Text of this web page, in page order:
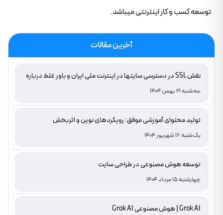
توسعه کسب و کار اینترنتی میباشد.
آخرین مقالات
نقش SSL در دسترسی سایتها در اینترنت ملی ایران و باور غلط درباره
سه‌شنبه 21 بهمن 1404
تولید محتوای آموزشی موفق: رویکردهای نوین و اثربخش
یک‌شنبه 16 شهریور 1404
توسعه هوش مصنوعی در طراحی سایت
چهارشنبه 15 مرداد 1404
Grok AI | هوش مصنوعی Grok AI